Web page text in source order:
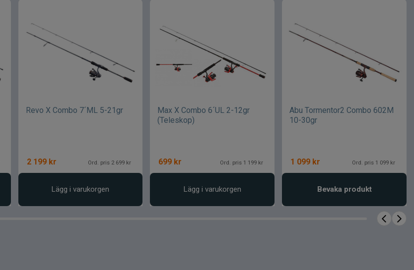
Revo X Combo 7´ML 5-21gr
2 199 kr Ord. pris 2 699 kr
Lägg i varukorgen
Max X Combo 6´UL 2-12gr
(Teleskop)
699 kr Ord. pris 1 199 kr
Lägg i varukorgen
Abu Tormentor2 Combo 602M
10-30gr
1 099 kr Ord. pris 1 099 kr
Bevaka produkt